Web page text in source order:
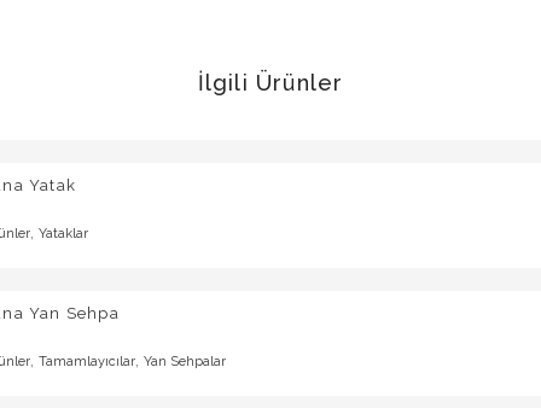
İlgili Ürünler
Yatak
, Yataklar
Yan Sehpa
, Tamamlayıcılar, Yan Sehpalar